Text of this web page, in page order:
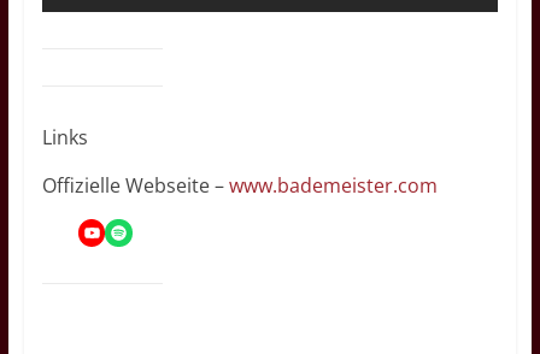
Links
Offizielle Webseite –www.bademeister.com
YouTube
Spotify